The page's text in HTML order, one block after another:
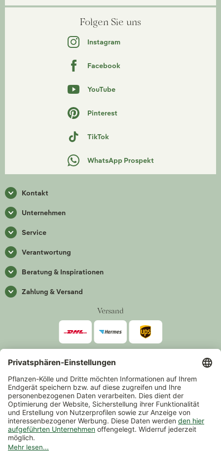
Folgen Sie uns
Instagram
Facebook
YouTube
Pinterest
TikTok
WhatsApp Prospekt
Kontakt
Unternehmen
Service
Verantwortung
Beratung & Inspirationen
Zahlung & Versand
Versand
Zahlarten
*Alle Preise inkl. gesetzlicher Mehrwertsteuer zzgl.Versand
Mindestbestellwert 14,90 €, ausgenommen sind Gutscheine und
Events.